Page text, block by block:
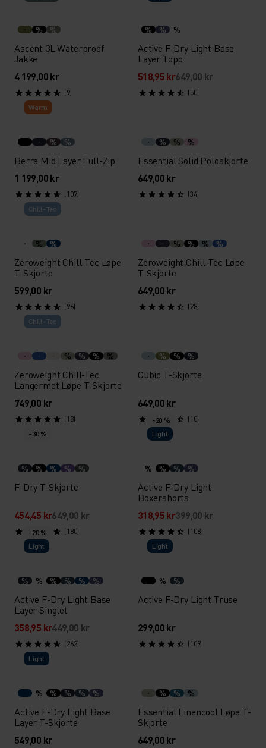
% %
Ascent 3L Waterproof
Jakke
4 199,00 kr
(9)
% % %
Active F-Dry Light Base
Layer Topp
518,95 kr649,00 kr
(50)
Warm
% %
Berra Mid Layer Full-Zip
1 199,00 kr
(107)
% % %
Essential Solid Poloskjorte
649,00 kr
(34)
Chill-Tec
% %
Zeroweight Chill-Tec Løpe
T-Skjorte
599,00 kr
(96)
% % % %
Zeroweight Chill-Tec Løpe
T-Skjorte
649,00 kr
(28)
Chill-Tec
% % % %
Zeroweight Chill-Tec
Langermet Løpe T-Skjorte
749,00 kr
(18)
% % %
Cubic T-Skjorte
649,00 kr
(10)
-30 %
% % % % %
F-Dry T-Skjorte
454,45 kr649,00 kr
(180)
-20 %
Light
% % % %
Active F-Dry Light
Boxershorts
318,95 kr399,00 kr
(108)
-20 %
Light
% % % % % %
Active F-Dry Light Base
Layer Singlet
358,95 kr449,00 kr
(262)
Light
% %
Active F-Dry Light Truse
299,00 kr
(109)
Light
% % % % %
Active F-Dry Light Base
Layer T-Skjorte
549,00 kr
% % %
Essential Linencool Løpe T-
Skjorte
649,00 kr